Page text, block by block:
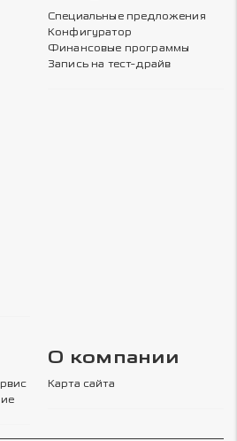
Специальные предложения
Конфигуратор
Финансовые программы
Запись на тест-драйв
О компании
Карта сайта